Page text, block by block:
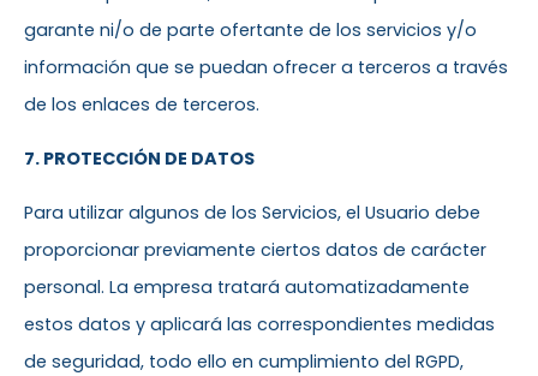
garante ni/o de parte ofertante de los servicios y/o
información que se puedan ofrecer a terceros a través
de los enlaces de terceros.
7. PROTECCIÓN DE DATOS
Para utilizar algunos de los Servicios, el Usuario debe
proporcionar previamente ciertos datos de carácter
personal. La empresa tratará automatizadamente
estos datos y aplicará las correspondientes medidas
de seguridad, todo ello en cumplimiento del RGPD,